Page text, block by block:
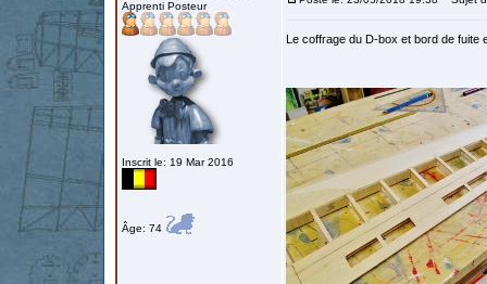
Apprenti Posteur
Inscrit le: 19 Mar 2016
Âge: 74
Le coffrage du D-box et bord de fuite